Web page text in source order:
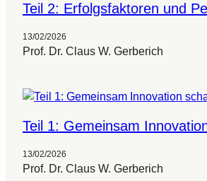
Teil 2: Erfolgsfaktoren und
13/02/2026
Prof. Dr. Claus W. Gerberich
Teil 1: Gemeinsam
13/02/2026
Prof. Dr. Claus W. Gerberich